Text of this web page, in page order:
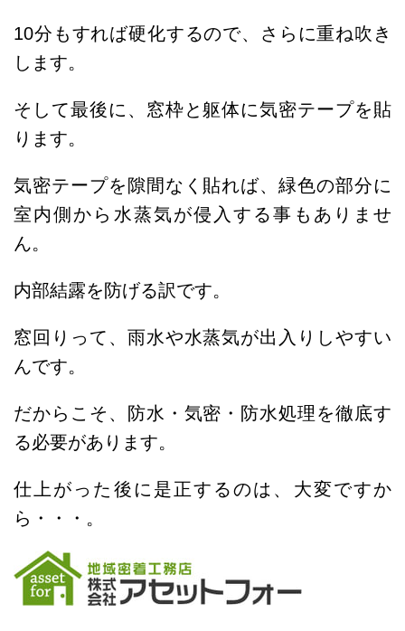
10分もすれば硬化するので、さらに重ね吹き
します。
そして最後に、窓枠と躯体に気密テープを貼
ります。
気密テープを隙間なく貼れば、緑色の部分に
室内側から水蒸気が侵入する事もありませ
ん。
内部結露を防げる訳です。
窓回りって、雨水や水蒸気が出入りしやすい
んです。
だからこそ、防水・気密・防水処理を徹底す
る必要があります。
仕上がった後に是正するのは、大変ですか
ら・・・。